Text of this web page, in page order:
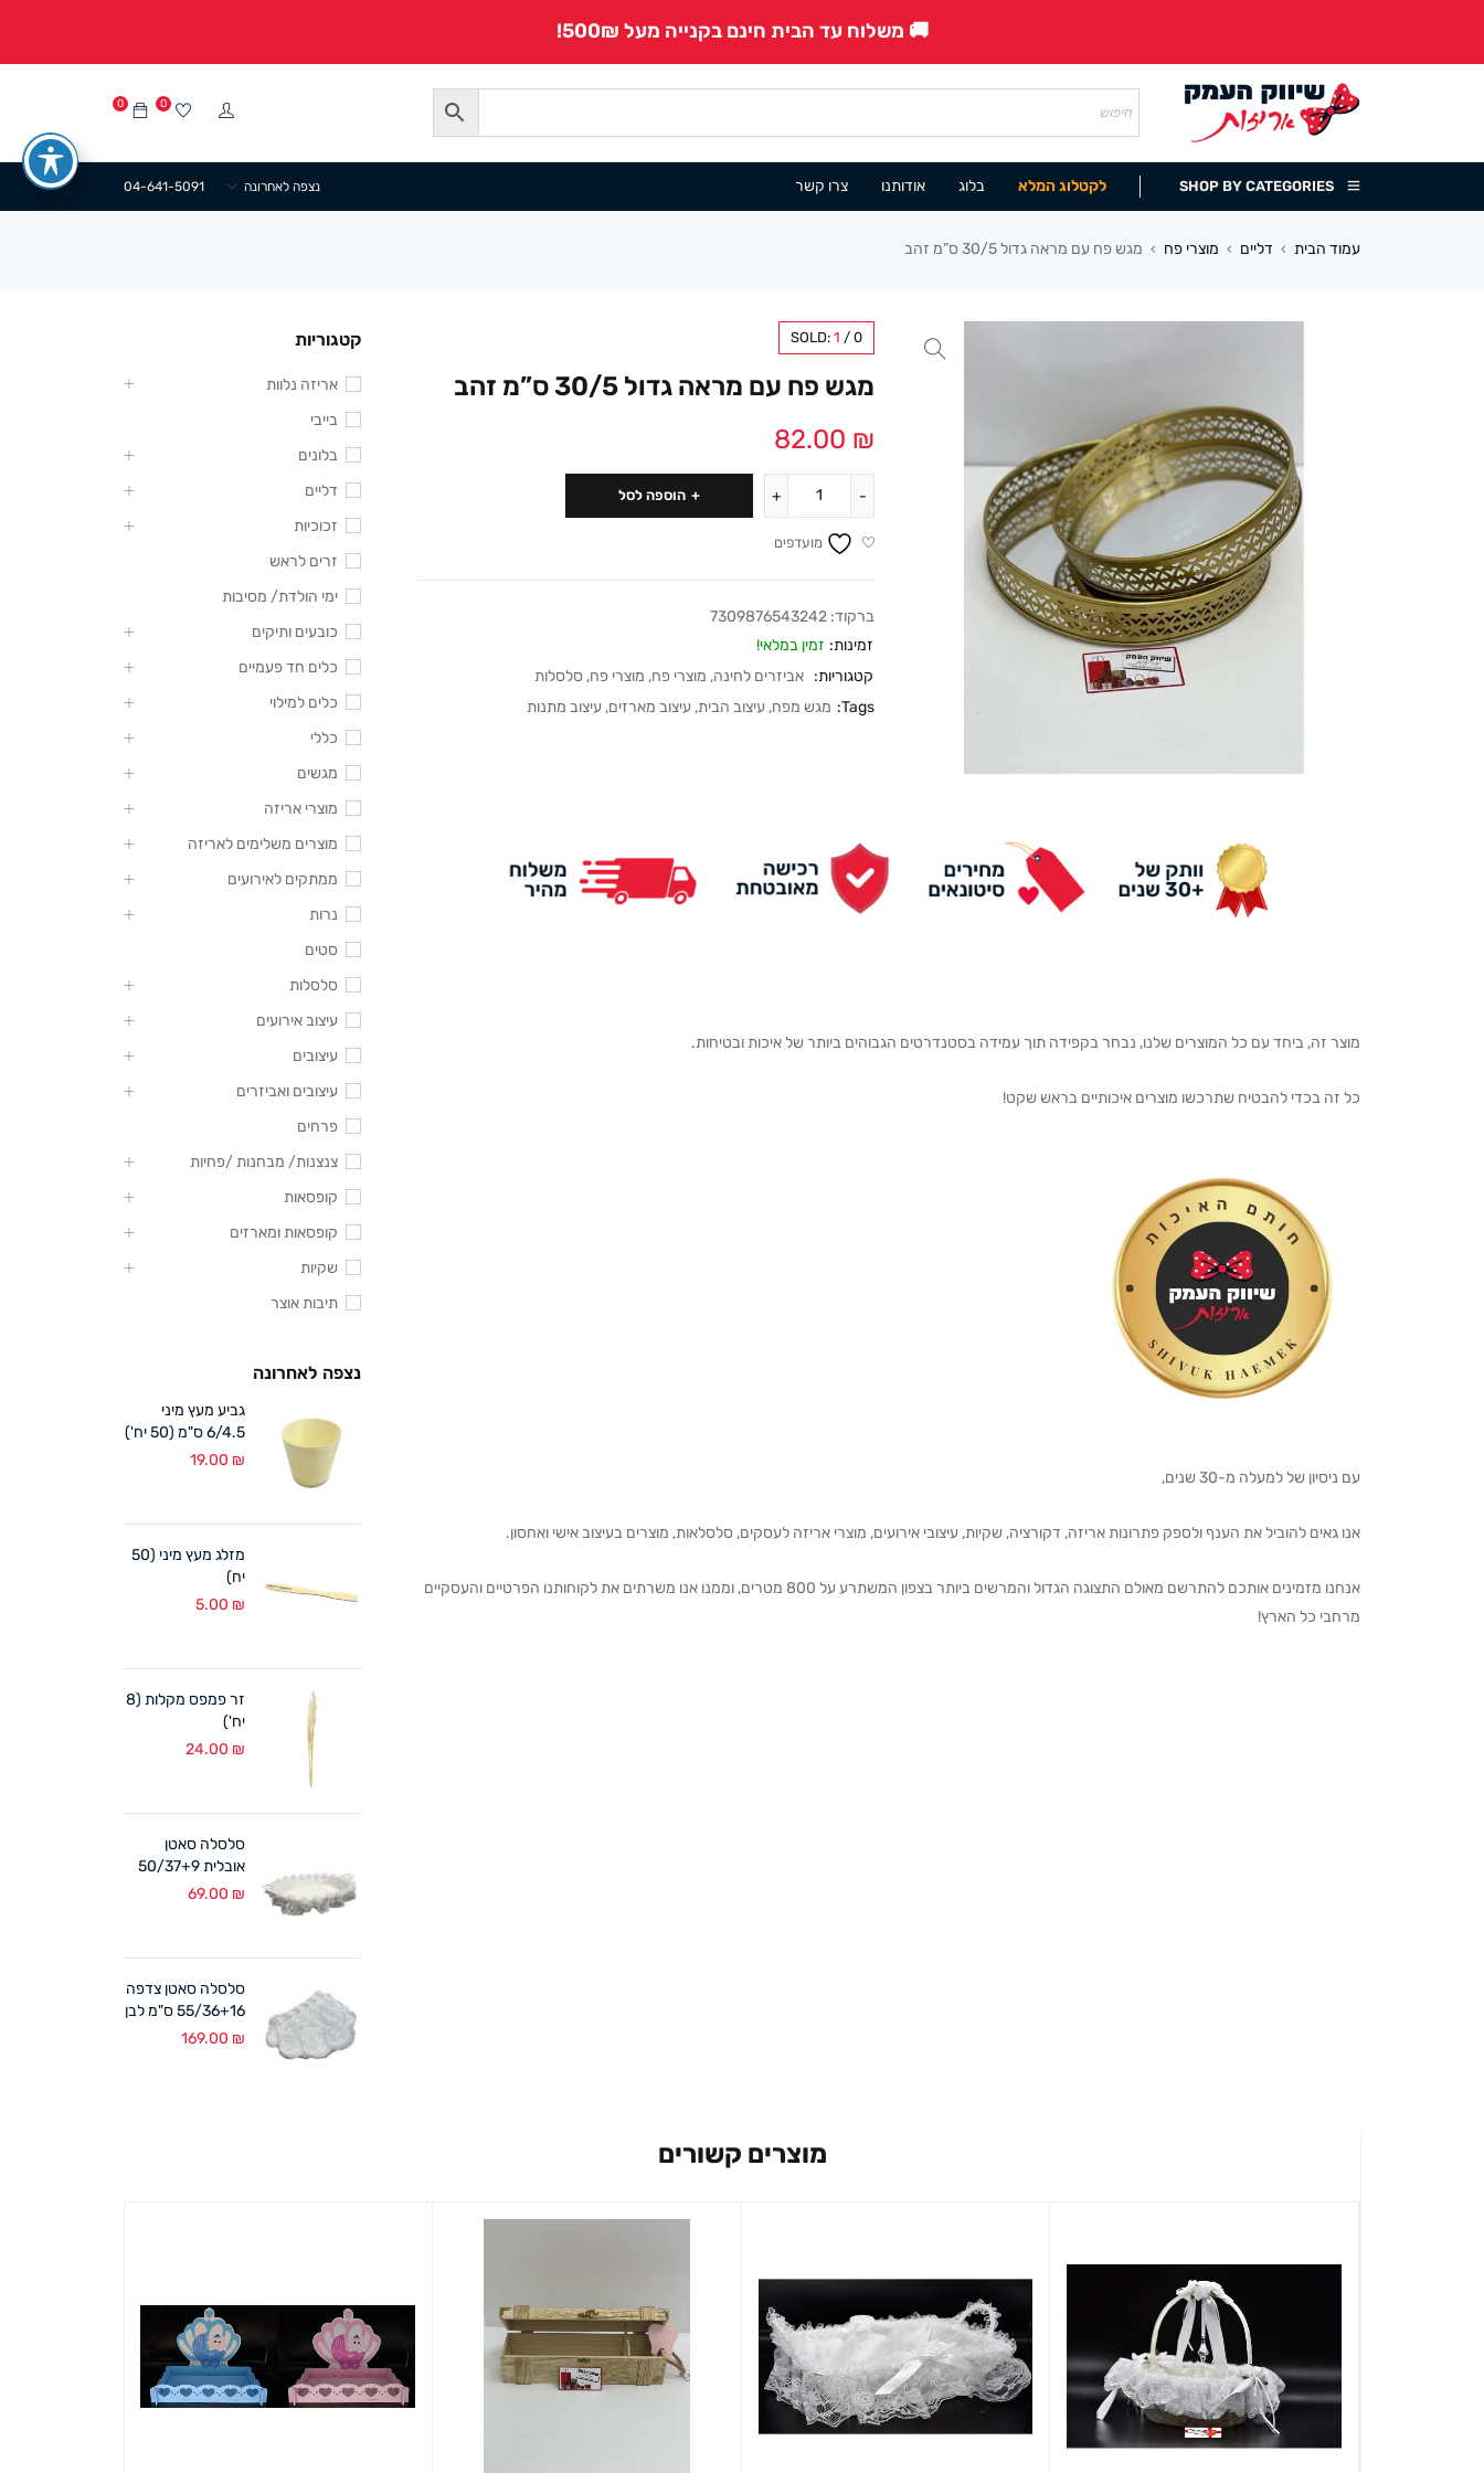
🚚 משלוח עד הבית חינם בקנייה מעל 500₪!
0 0
SHOP BY CATEGORIES לקטלוג המלא בלוג אודותנו צרו קשר 04-641-5091 נצפה לאחרונה
עמוד הבית › דליים › מוצרי פח › מגש פח עם מראה גדול 30/5 ס”מ זהב
SOLD: 1 / 0
מגש פח עם מראה גדול 30/5 ס”מ זהב
82.00 ₪
הוספה לסל
מועדפים
ברקוד: 7309876543242
זמינות: זמין במלאי!
קטגוריות: אביזרים לחינה, מוצרי פח, מוצרי פח, סלסלות
Tags: מגש מפח, עיצוב הבית, עיצוב מארזים, עיצוב מתנות
מוצר זה, ביחד עם כל המוצרים שלנו, נבחר בקפידה תוך עמידה בסטנדרטים הגבוהים ביותר של איכות ובטיחות.
כל זה בכדי להבטיח שתרכשו מוצרים איכותיים בראש שקט!
עם ניסיון של למעלה מ-30 שנים,
אנו גאים להוביל את הענף ולספק פתרונות אריזה, דקורציה, שקיות, עיצובי אירועים, מוצרי אריזה לעסקים, סלסלאות, מוצרים בעיצוב אישי ואחסון.
אנחנו מזמינים אותכם להתרשם מאולם התצוגה הגדול והמרשים ביותר בצפון המשתרע על 800 מטרים, וממנו אנו משרתים את לקוחותנו הפרטיים והעסקיים
מרחבי כל הארץ!
קטגוריות
אריזה נלוות
בייבי
בלונים
דליים
זכוכיות
זרים לראש
ימי הולדת/ מסיבות
כובעים ותיקים
כלים חד פעמיים
כלים למילוי
כללי
מגשים
מוצרי אריזה
מוצרים משלימים לאריזה
ממתקים לאירועים
נרות
סטים
סלסלות
עיצוב אירועים
עיצובים
עיצובים ואביזרים
פרחים
צנצנות/ מבחנות /פחיות
קופסאות
קופסאות ומארזים
שקיות
תיבות אוצר
נצפה לאחרונה
גביע מעץ מיני
6/4.5 ס"מ (50 יח')
19.00 ₪
מזלג מעץ מיני (50
יח)
5.00 ₪
זר פמפס מקלות (8
יח')
24.00 ₪
סלסלה סאטן
אובלית 50/37+9
ס"מ לבן
69.00 ₪
סלסלה סאטן צדפה
55/36+16 ס"מ לבן
169.00 ₪
מוצרים קשורים